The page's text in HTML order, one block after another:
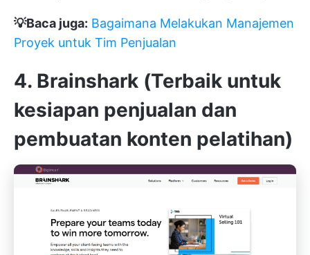
💡Baca juga: Bagaimana Melakukan Manajemen
Proyek untuk Tim Penjualan
4. Brainshark (Terbaik untuk
kesiapan penjualan dan
pembuatan konten pelatihan)